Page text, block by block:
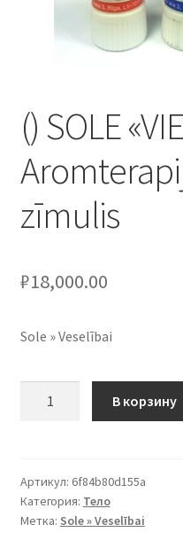
() SOLE
zīmulis
₽18,000.00
Sole » Veselībai
"VIEGLI
ELPOT"
Aromterapijas
В корзину
Артикул: 6f84b80d155a
Категория: Тело
Метка: Sole » Veselībai